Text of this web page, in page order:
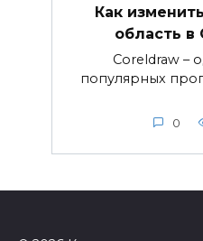
Как
область в
Coreldraw –
популярных
0